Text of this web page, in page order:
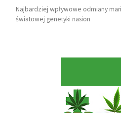
Najbardziej wpływowe odmiany
światowej genetyki nasion